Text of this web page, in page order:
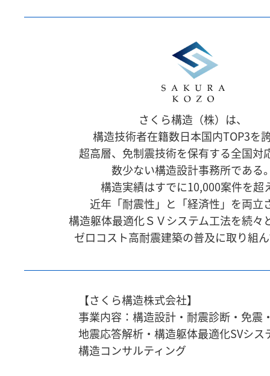
さくら構造（株）は、
構造技術者在籍数日本国内TOP3を
超高層、免制震技術を保有する全国対
数少ない構造設計事務所である
構造実績はすでに10,000案件を超
近年「耐震性」と「経済性」を両立
構造躯体最適化ＳＶシステム工法を続々
ゼロコスト高耐震建築の普及に取り組
【さくら構造株式会社】
事業内容：構造設計・耐震診断・免震
地震応答解析・ 構造躯体最適化SVシス
構造コンサルティング